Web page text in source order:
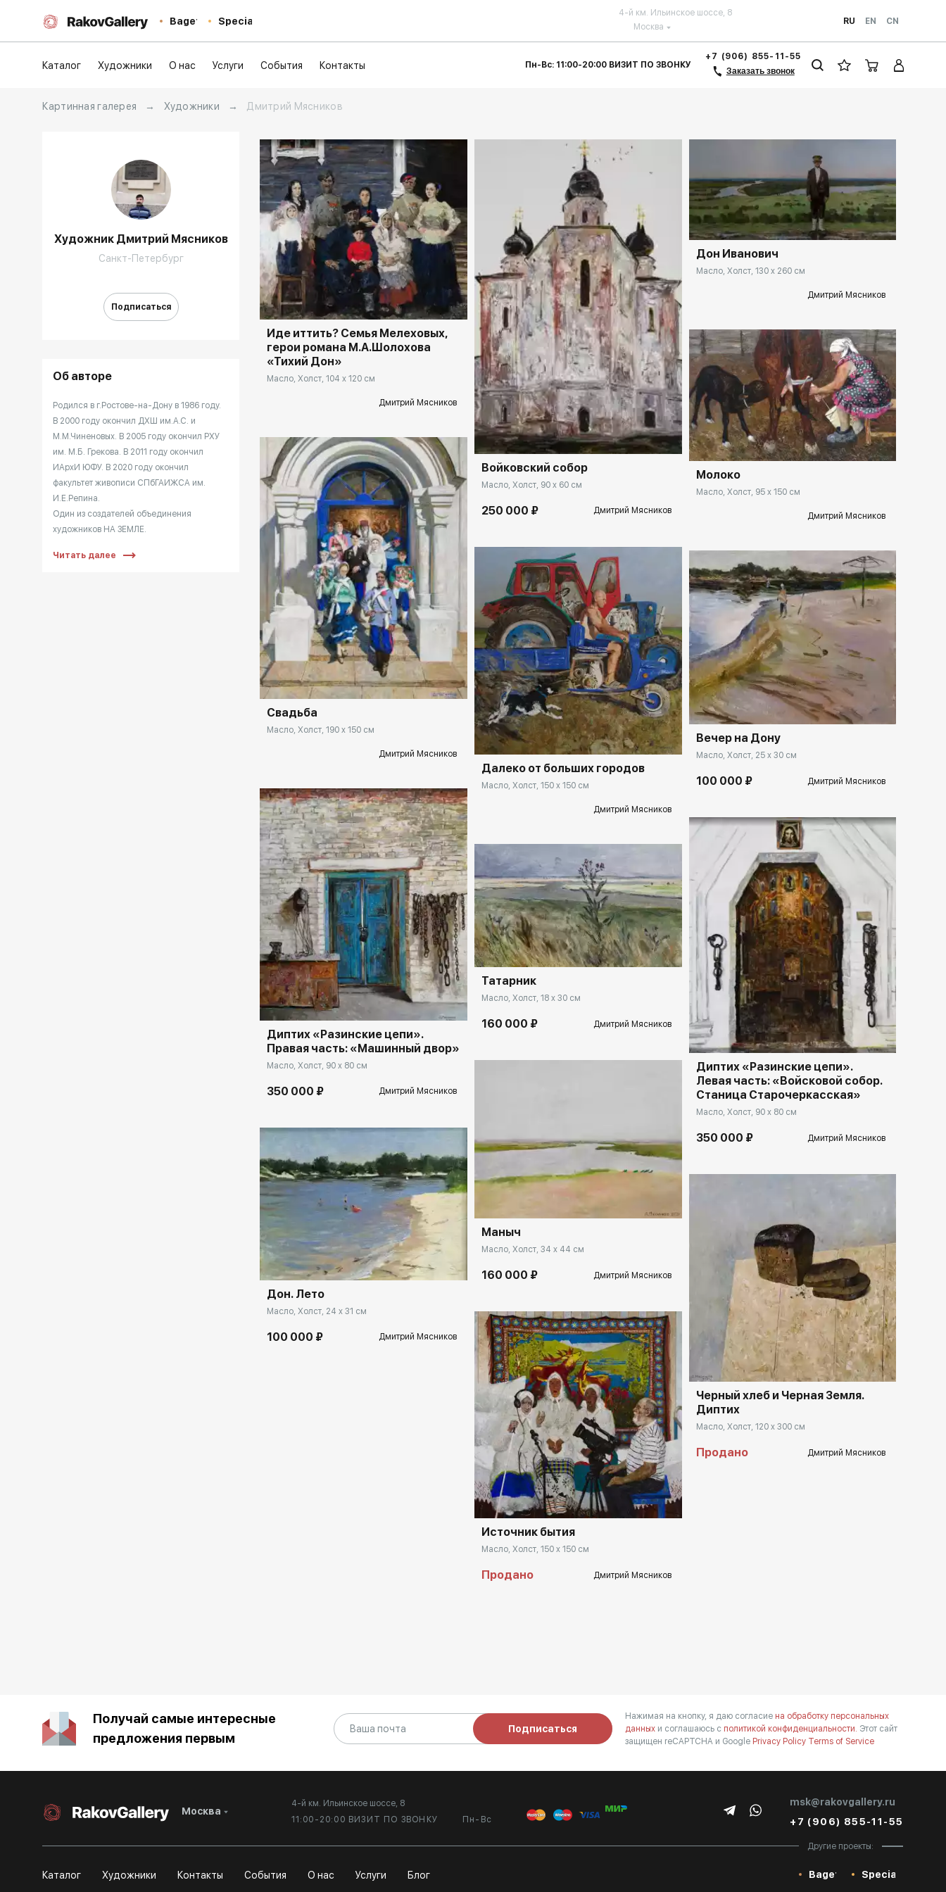
Baget Special Москва
4-й км. Ильинское шоссе, 8
RU
EN CN
Каталог Художники О нас Услуги События Контакты Пн-Вс: 11:00-20:00 ВИЗИТ ПО ЗВОНКУ
+7 (906) 855-11-55
Заказать звонок
Картинная галерея → Художники → Дмитрий Мясников
Художник Дмитрий Мясников
Санкт-Петербург
Подписаться
Об авторе
Родился в г.Ростове-на-Дону в 1986 году.
В 2000 году окончил ДХШ им.А.С. и
М.М.Чиненовых. В 2005 году окончил РХУ
им. М.Б. Грекова. В 2011 году окончил
ИАрхИ ЮФУ. В 2020 году окончил
факультет живописи СПбГАИЖСА им.
И.Е.Репина.
Один из создателей объединения
художников НА ЗЕМЛЕ.
России.
Читать далее
Домен: rakovgallery.ru
Иде иттить? Семья Мелеховых,
герои романа М.А.Шолохова
«Тихий Дон»
Масло, Холст, 104 x 120 см
Дмитрий Мясников
Домен: rakovgallery.ru
Свадьба
Масло, Холст, 190 x 150 см
Дмитрий Мясников
Домен: rakovgallery.ru
Диптих «Разинские цепи».
Правая часть: «Машинный двор»
Масло, Холст, 90 x 80 см
350 000 ₽ Дмитрий Мясников
rakovgallery.ru
Дон. Лето
Масло, Холст, 24 x 31 см
100 000 ₽ Дмитрий Мясников
Домен: rakovgallery.ru
Войковский собор
Масло, Холст, 90 x 60 см
250 000 ₽ Дмитрий Мясников
Домен: rakovgallery.ru
Далеко от больших городов
Масло, Холст, 150 x 150 см
Дмитрий Мясников
Домен: rakovgallery.ru
Татарник
Масло, Холст, 18 x 30 см
160 000 ₽ Дмитрий Мясников
rakovgallery.ru
Маныч
Масло, Холст, 34 x 44 см
160 000 ₽ Дмитрий Мясников
Домен: rakovgallery.ru
Источник бытия
Масло, Холст, 150 x 150 см
Продано Дмитрий Мясников
Домен: rakovgallery.ru
Дон Иванович
Масло, Холст, 130 x 260 см
Дмитрий Мясников
Домен: rakovgallery.ru
Молоко
Масло, Холст, 95 x 150 см
Дмитрий Мясников
Домен: rakovgallery.ru
Вечер на Дону
Масло, Холст, 25 x 30 см
100 000 ₽ Дмитрий Мясников
Домен: rakovgallery.ru
Диптих «Разинские цепи».
Левая часть: «Войсковой собор.
Станица Старочеркасская»
Масло, Холст, 90 x 80 см
350 000 ₽ Дмитрий Мясников
rakovgallery.ru
Черный хлеб и Черная Земля.
Диптих
Масло, Холст, 120 x 300 см
Продано Дмитрий Мясников
Получай самые интересные
предложения первым
Подписаться
Нажимая на кнопку, я даю согласие на обработку персональных
данных и соглашаюсь с политикой конфиденциальности. Этот сайт
защищен reCAPTCHA и Google Privacy Policy Terms of Service
Москва
4-й км. Ильинское шоссе, 8
11:00-20:00 ВИЗИТ ПО ЗВОНКУ
Пн-Вс
msk@rakovgallery.ru
+7 (906) 855-11-55
Каталог Художники Контакты События О нас Услуги Блог
Другие проекты:
Baget Special